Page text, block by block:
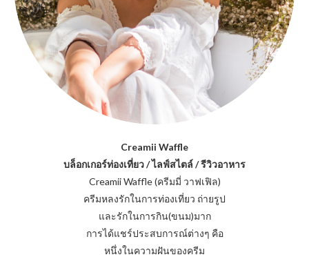
Creamii Waffle
บล็อกเกอร์ท่องเที่ยว / ไลฟ์สไตล์ / รีวิวอาหาร
Creamii Waffle (ครีมมี่ วาฟเฟิล)
ครีมหลงรักในการท่องเที่ยว ถ่ายรูป
และรักในการกิน(ขนม)มาก
การได้แชร์ประสบการณ์ต่างๆ คือ
หนึ่งในความฝันของครีม